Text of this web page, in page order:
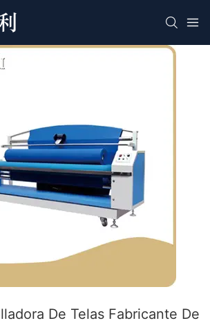
De Telas Fabricante De